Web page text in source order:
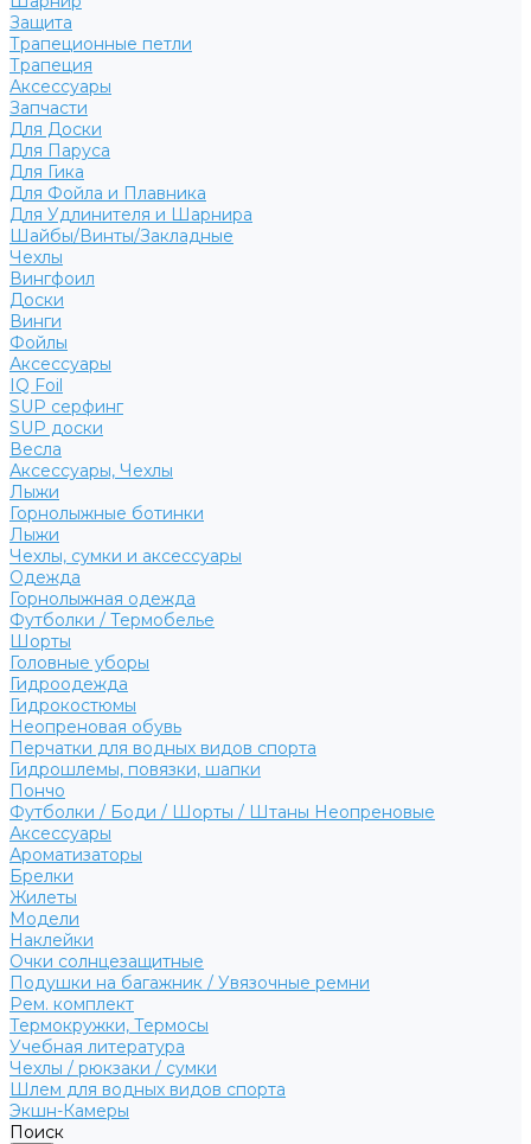
Защита
Трапеционные петли
Трапеция
Аксессуары
Запчасти
Для Доски
Для Паруса
Для Гика
Для Фойла и Плавника
Для Удлинителя и Шарнира
Шайбы/Винты/Закладные
Чехлы
Вингфоил
Доски
Винги
Фойлы
Аксессуары
IQ Foil
SUP серфинг
SUP доски
Весла
Аксессуары, Чехлы
Лыжи
Горнолыжные ботинки
Лыжи
Чехлы, сумки и аксессуары
Одежда
Горнолыжная одежда
Футболки / Термобелье
Шорты
Головные уборы
Гидроодежда
Гидрокостюмы
Неопреновая обувь
Перчатки для водных видов спорта
Гидрошлемы, повязки, шапки
Пончо
Футболки / Боди / Шорты / Штаны Неопреновые
Аксессуары
Ароматизаторы
Брелки
Жилеты
Модели
Наклейки
Очки солнцезащитные
Подушки на багажник / Увязочные ремни
Рем. комплект
Термокружки, Термосы
Учебная литература
Чехлы / рюкзаки / сумки
Шлем для водных видов спорта
Экшн-Камеры
Поиск